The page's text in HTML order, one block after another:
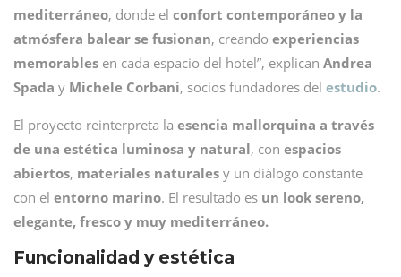
mediterráneo, donde el confort contemporáneo y la
atmósfera balear se fusionan, creando experiencias
memorables en cada espacio del hotel”, explican Andrea
Spada y Michele Corbani, socios fundadores del estudio.
El proyecto reinterpreta la esencia mallorquina a través
de una estética luminosa y natural, con espacios
abiertos, materiales naturales y un diálogo constante
con el entorno marino. El resultado es un look sereno,
elegante, fresco y muy mediterráneo.
Funcionalidad y estética